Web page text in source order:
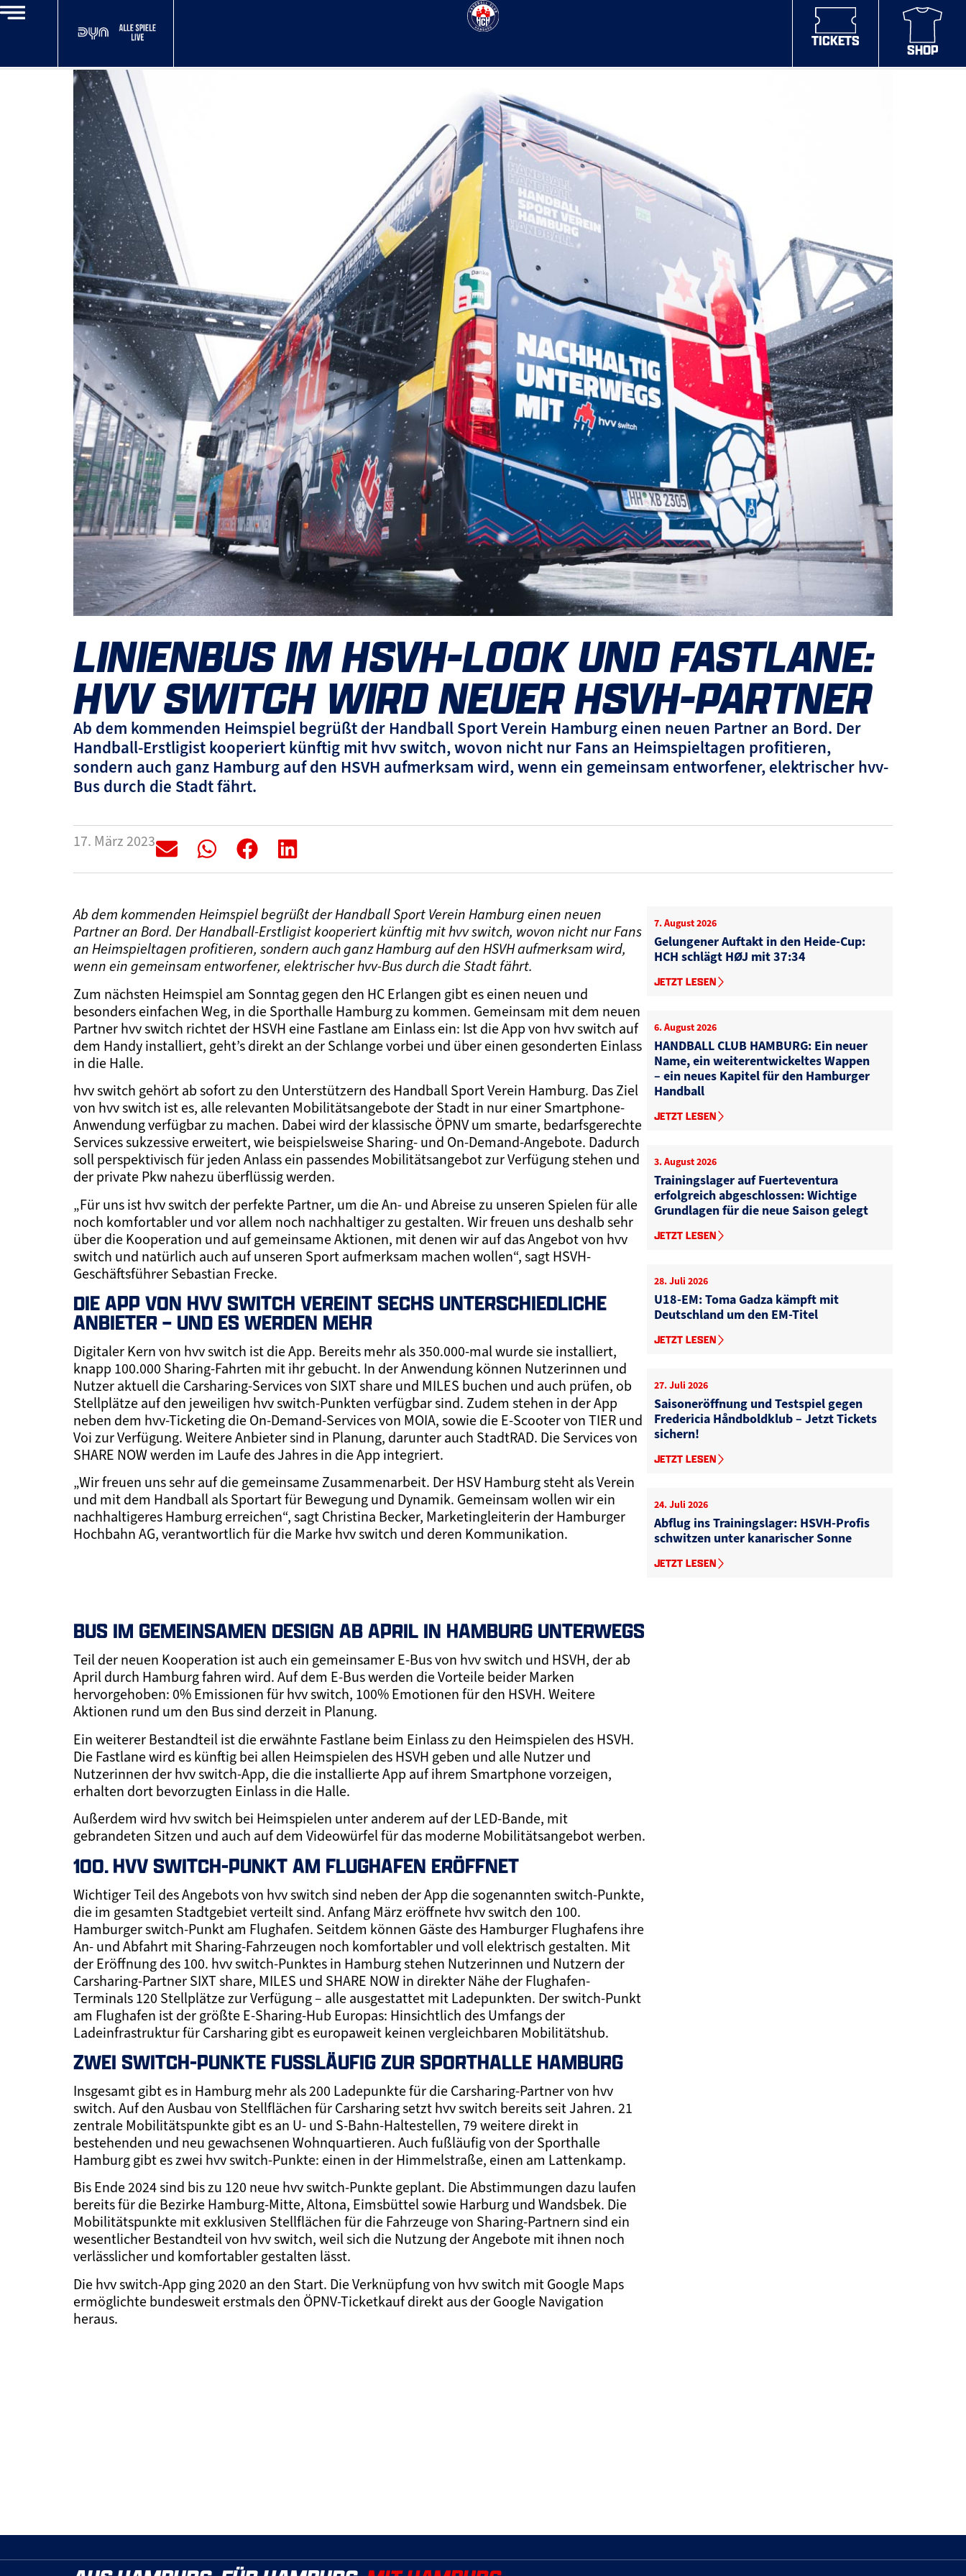
TICKETS
SHOP
LINIENBUS IM HSVH-LOOK UND FASTLANE:
HVV SWITCH WIRD NEUER HSVH-PARTNER
Ab dem kommenden Heimspiel begrüßt der Handball Sport Verein Hamburg einen neuen Partner an Bord. Der
Handball-Erstligist kooperiert künftig mit hvv switch, wovon nicht nur Fans an Heimspieltagen profitieren,
sondern auch ganz Hamburg auf den HSVH aufmerksam wird, wenn ein gemeinsam entworfener, elektrischer hvv-
Bus durch die Stadt fährt.
17. März 2023
Ab dem kommenden Heimspiel begrüßt der Handball Sport Verein Hamburg einen neuen
Partner an Bord. Der Handball-Erstligist kooperiert künftig mit hvv switch, wovon nicht nur Fans
an Heimspieltagen profitieren, sondern auch ganz Hamburg auf den HSVH aufmerksam wird,
wenn ein gemeinsam entworfener, elektrischer hvv-Bus durch die Stadt fährt.
Zum nächsten Heimspiel am Sonntag gegen den HC Erlangen gibt es einen neuen und
besonders einfachen Weg, in die Sporthalle Hamburg zu kommen. Gemeinsam mit dem neuen
Partner hvv switch richtet der HSVH eine Fastlane am Einlass ein: Ist die App von hvv switch auf
dem Handy installiert, geht’s direkt an der Schlange vorbei und über einen gesonderten Einlass
in die Halle.
hvv switch gehört ab sofort zu den Unterstützern des Handball Sport Verein Hamburg. Das Ziel
von hvv switch ist es, alle relevanten Mobilitätsangebote der Stadt in nur einer Smartphone-
Anwendung verfügbar zu machen. Dabei wird der klassische ÖPNV um smarte, bedarfsgerechte
Services sukzessive erweitert, wie beispielsweise Sharing- und On-Demand-Angebote. Dadurch
soll perspektivisch für jeden Anlass ein passendes Mobilitätsangebot zur Verfügung stehen und
der private Pkw nahezu überflüssig werden.
„Für uns ist hvv switch der perfekte Partner, um die An- und Abreise zu unseren Spielen für alle
noch komfortabler und vor allem noch nachhaltiger zu gestalten. Wir freuen uns deshalb sehr
über die Kooperation und auf gemeinsame Aktionen, mit denen wir auf das Angebot von hvv
switch und natürlich auch auf unseren Sport aufmerksam machen wollen“, sagt HSVH-
Geschäftsführer Sebastian Frecke.
DIE APP VON HVV SWITCH VEREINT SECHS UNTERSCHIEDLICHE
ANBIETER – UND ES WERDEN MEHR
Digitaler Kern von hvv switch ist die App. Bereits mehr als 350.000-mal wurde sie installiert,
knapp 100.000 Sharing-Fahrten mit ihr gebucht. In der Anwendung können Nutzerinnen und
Nutzer aktuell die Carsharing-Services von SIXT share und MILES buchen und auch prüfen, ob
Stellplätze auf den jeweiligen hvv switch-Punkten verfügbar sind. Zudem stehen in der App
neben dem hvv-Ticketing die On-Demand-Services von MOIA, sowie die E-Scooter von TIER und
Voi zur Verfügung. Weitere Anbieter sind in Planung, darunter auch StadtRAD. Die Services von
SHARE NOW werden im Laufe des Jahres in die App integriert.
„Wir freuen uns sehr auf die gemeinsame Zusammenarbeit. Der HSV Hamburg steht als Verein
und mit dem Handball als Sportart für Bewegung und Dynamik. Gemeinsam wollen wir ein
nachhaltigeres Hamburg erreichen“, sagt Christina Becker, Marketingleiterin der Hamburger
Hochbahn AG, verantwortlich für die Marke hvv switch und deren Kommunikation.
BUS IM GEMEINSAMEN DESIGN AB APRIL IN HAMBURG UNTERWEGS
Teil der neuen Kooperation ist auch ein gemeinsamer E-Bus von hvv switch und HSVH, der ab
April durch Hamburg fahren wird. Auf dem E-Bus werden die Vorteile beider Marken
hervorgehoben: 0% Emissionen für hvv switch, 100% Emotionen für den HSVH. Weitere
Aktionen rund um den Bus sind derzeit in Planung.
Ein weiterer Bestandteil ist die erwähnte Fastlane beim Einlass zu den Heimspielen des HSVH.
Die Fastlane wird es künftig bei allen Heimspielen des HSVH geben und alle Nutzer und
Nutzerinnen der hvv switch-App, die die installierte App auf ihrem Smartphone vorzeigen,
erhalten dort bevorzugten Einlass in die Halle.
Außerdem wird hvv switch bei Heimspielen unter anderem auf der LED-Bande, mit
gebrandeten Sitzen und auch auf dem Videowürfel für das moderne Mobilitätsangebot werben.
100. HVV SWITCH-PUNKT AM FLUGHAFEN ERÖFFNET
Wichtiger Teil des Angebots von hvv switch sind neben der App die sogenannten switch-Punkte,
die im gesamten Stadtgebiet verteilt sind. Anfang März eröffnete hvv switch den 100.
Hamburger switch-Punkt am Flughafen. Seitdem können Gäste des Hamburger Flughafens ihre
An- und Abfahrt mit Sharing-Fahrzeugen noch komfortabler und voll elektrisch gestalten. Mit
der Eröffnung des 100. hvv switch-Punktes in Hamburg stehen Nutzerinnen und Nutzern der
Carsharing-Partner SIXT share, MILES und SHARE NOW in direkter Nähe der Flughafen-
Terminals 120 Stellplätze zur Verfügung – alle ausgestattet mit Ladepunkten. Der switch-Punkt
am Flughafen ist der größte E-Sharing-Hub Europas: Hinsichtlich des Umfangs der
Ladeinfrastruktur für Carsharing gibt es europaweit keinen vergleichbaren Mobilitätshub.
ZWEI SWITCH-PUNKTE FUSSLÄUFIG ZUR SPORTHALLE HAMBURG
Insgesamt gibt es in Hamburg mehr als 200 Ladepunkte für die Carsharing-Partner von hvv
switch. Auf den Ausbau von Stellflächen für Carsharing setzt hvv switch bereits seit Jahren. 21
zentrale Mobilitätspunkte gibt es an U- und S-Bahn-Haltestellen, 79 weitere direkt in
bestehenden und neu gewachsenen Wohnquartieren. Auch fußläufig von der Sporthalle
Hamburg gibt es zwei hvv switch-Punkte: einen in der Himmelstraße, einen am Lattenkamp.
Bis Ende 2024 sind bis zu 120 neue hvv switch-Punkte geplant. Die Abstimmungen dazu laufen
bereits für die Bezirke Hamburg-Mitte, Altona, Eimsbüttel sowie Harburg und Wandsbek. Die
Mobilitätspunkte mit exklusiven Stellflächen für die Fahrzeuge von Sharing-Partnern sind ein
wesentlicher Bestandteil von hvv switch, weil sich die Nutzung der Angebote mit ihnen noch
verlässlicher und komfortabler gestalten lässt.
Die hvv switch-App ging 2020 an den Start. Die Verknüpfung von hvv switch mit Google Maps
ermöglichte bundesweit erstmals den ÖPNV-Ticketkauf direkt aus der Google Navigation
heraus.
7. August 2026
Gelungener Auftakt in den Heide-Cup:
HCH schlägt HØJ mit 37:34
JETZT LESEN
6. August 2026
HANDBALL CLUB HAMBURG: Ein neuer
Name, ein weiterentwickeltes Wappen
– ein neues Kapitel für den Hamburger
Handball
JETZT LESEN
3. August 2026
Trainingslager auf Fuerteventura
erfolgreich abgeschlossen: Wichtige
Grundlagen für die neue Saison gelegt
JETZT LESEN
28. Juli 2026
U18-EM: Toma Gadza kämpft mit
Deutschland um den EM-Titel
JETZT LESEN
27. Juli 2026
Saisoneröffnung und Testspiel gegen
Fredericia Håndboldklub – Jetzt Tickets
sichern!
JETZT LESEN
24. Juli 2026
Abflug ins Trainingslager: HSVH-Profis
schwitzen unter kanarischer Sonne
JETZT LESEN